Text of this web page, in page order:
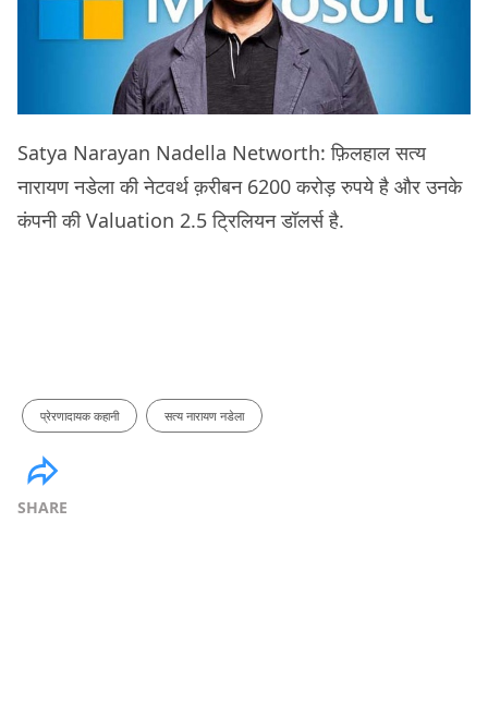
Satya Narayan Nadella Networth: फ़िलहाल सत्य
नारायण नडेला की नेटवर्थ क़रीबन 6200 करोड़ रुपये है और उनके
कंपनी की Valuation 2.5 ट्रिलियन डॉलर्स है.
प्रेरणादायक कहानी सत्य नारायण नडेला
SHARE